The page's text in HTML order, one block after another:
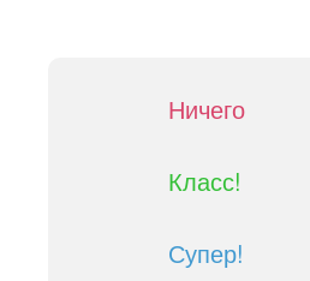
Ничего
Класс!
Супер!